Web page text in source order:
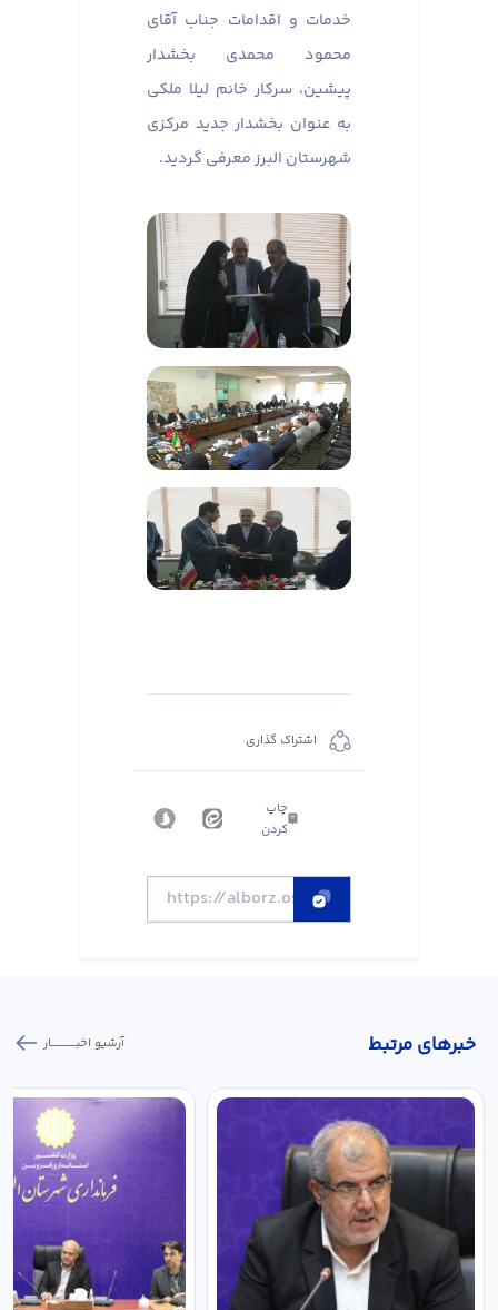
خدمات و اقدامات جناب آقای
محمود محمدی بخشدار
پیشین، سرکار خانم لیلا ملکی
به عنوان بخشدار جدید مرکزی
شهرستان البرز معرفی گردید.
اشتراک گذاری
چاپ
کردن
خبر‌های مرتبط آرشیو اخبـــــــــــار